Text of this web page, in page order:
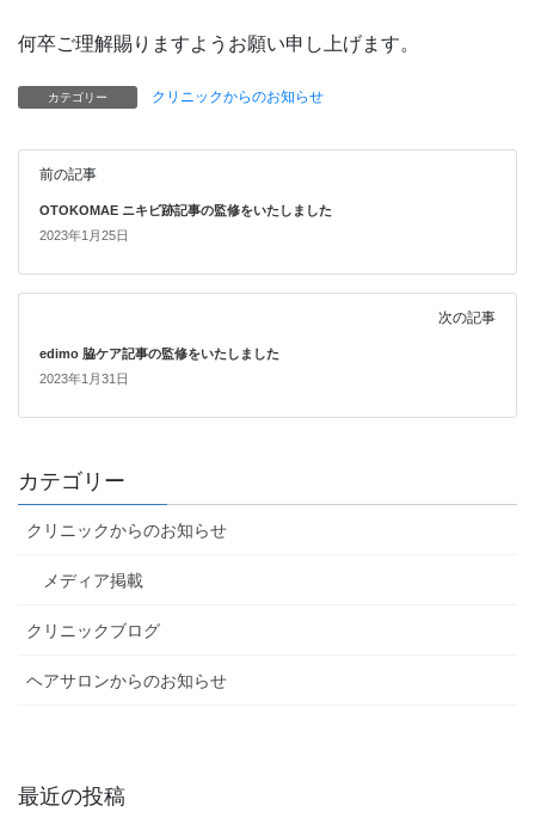
何卒ご理解賜りますようお願い申し上げます。
カテゴリー クリニックからのお知らせ
前の記事
OTOKOMAE ニキビ跡記事の監修をいたしました
2023年1月25日
次の記事
edimo 脇ケア記事の監修をいたしました
2023年1月31日
カテゴリー
クリニックからのお知らせ
メディア掲載
クリニックブログ
ヘアサロンからのお知らせ
最近の投稿